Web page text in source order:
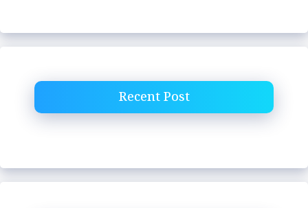
Recent Post